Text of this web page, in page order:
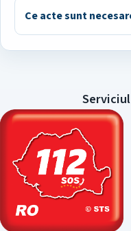
Ce acte sunt